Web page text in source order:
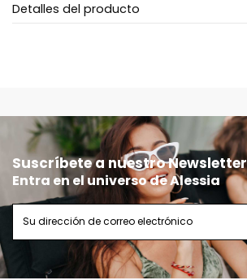
Detalles del producto
Suscríbete a nuestro Newsletter
Entra en el universo de Alessia